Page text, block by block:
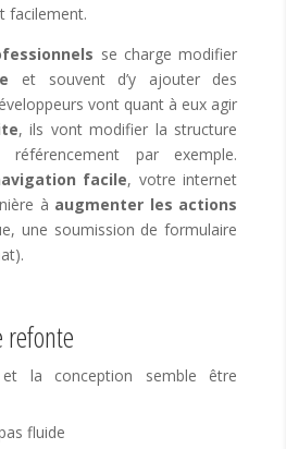
facilement.
se charge modifier
et souvent d’y ajouter des
vont quant à eux agir
, ils vont modifier la structure
par exemple.
facile, votre internet
à augmenter les actions
une soumission de formulaire
refonte
la conception semble être
fluide